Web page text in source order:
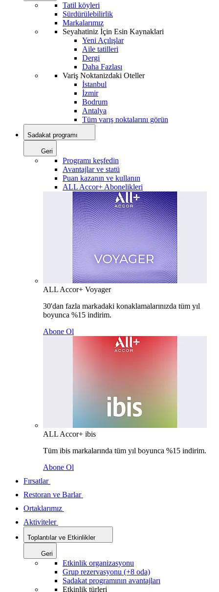
Tatil köyleri
Sürdürülebilirlik
Markalarımız
Seyahatiniz İçin Esin Kaynaklari
Yeni Açılışlar
Aile tatilleri
Dergi
Daha Fazlası
Variş Noktanizdaki Oteller
İstanbul
İzmir
Bodrum
Antalya
Tüm varış noktalarını görün
Sadakat programı
Geri
Programı keşfedin
Avantajlar ve statü
Puan kazanın ve kullanın
ALL Accor+ Abonelikleri
ALL Accor+ Voyager
30'dan fazla markadaki konaklamalarınızda tüm yıl
boyunca %15 indirim.
Abone Ol
ALL Accor+ ibis
Tüm ibis markalarında tüm yıl boyunca %15 indirim.
Abone Ol
Fırsatlar
Restoran ve Barlar
Ortaklarımız
Aktiviteler
Toplantılar ve Etkinlikler
Geri
Etkinlik organizasyonu
Grup rezervasyonu (+8 oda)
Sadakat programının avantajları
Etkinlik türleri